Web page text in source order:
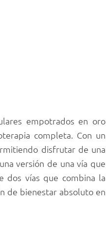
empotrados en oro
completa. Con un
disfrutar de una
versión de una vía que
dos vías que combina la
de bienestar absoluto en